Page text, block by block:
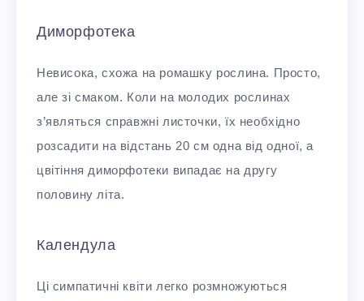
Диморфотека
Невисока, схожа на ромашку рослина. Просто,
але зі смаком. Коли на молодих рослинах
з’являться справжні листочки, їх необхідно
розсадити на відстань 20 см одна від одної, а
цвітіння диморфотеки випадає на другу
половину літа.
Календула
Ці симпатичні квіти легко розмножуються